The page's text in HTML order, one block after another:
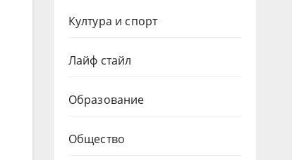
Култура и спорт
Лайф стайл
Образование
Общество